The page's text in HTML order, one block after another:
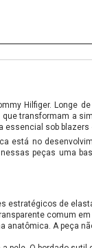
Hilfiger. Longe
transformam a
sob
está no
peças uma
estratégicos de
comum
anatômica. A peça